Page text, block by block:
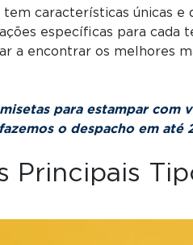
tem características únicas
específicas para cada
a encontrar os melhores
para estampar
o despacho em até
Principais